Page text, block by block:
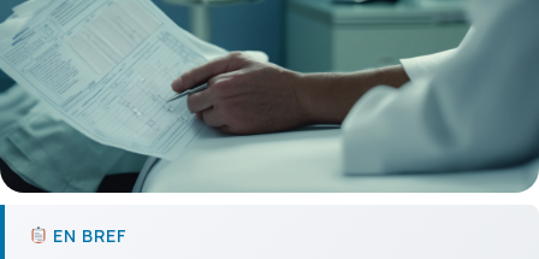
EN BREF